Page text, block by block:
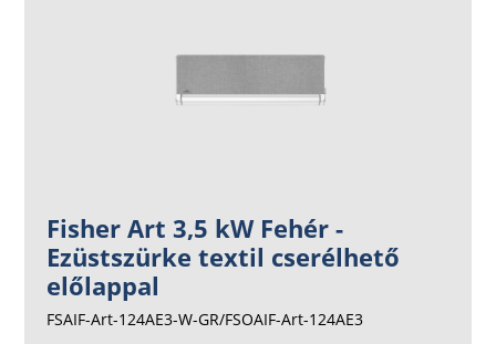
Fisher Art 3,5 kW Fehér -
Ezüstszürke textil cserélhető
előlappal
FSAIF-Art-124AE3-W-GR/FSOAIF-Art-124AE3